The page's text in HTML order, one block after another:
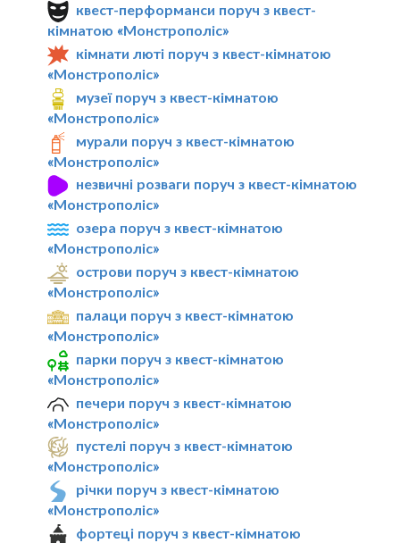
квест-перформанси поруч з квест-
кімнатою «Монстрополіс»
кімнати люті поруч з квест-кімнатою
«Монстрополіс»
музеї поруч з квест-кімнатою
«Монстрополіс»
мурали поруч з квест-кімнатою
«Монстрополіс»
незвичні розваги поруч з квест-кімнатою
«Монстрополіс»
озера поруч з квест-кімнатою
«Монстрополіс»
острови поруч з квест-кімнатою
«Монстрополіс»
палаци поруч з квест-кімнатою
«Монстрополіс»
парки поруч з квест-кімнатою
«Монстрополіс»
печери поруч з квест-кімнатою
«Монстрополіс»
пустелі поруч з квест-кімнатою
«Монстрополіс»
річки поруч з квест-кімнатою
«Монстрополіс»
фортеці поруч з квест-кімнатою